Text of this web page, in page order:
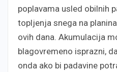
poplavama usled obilnih
topljenja snega na
ovih dana. Akumulacija
blagovremeno isprazni,
onda ako bi padavine